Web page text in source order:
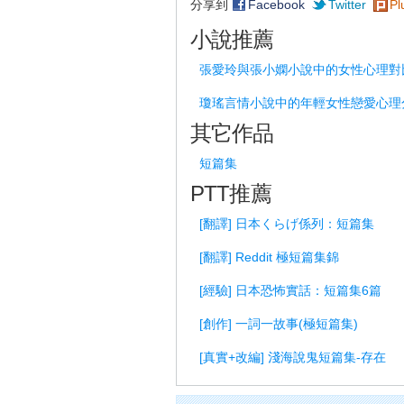
分享到 Facebook Twitter
小說推薦
張愛玲與張小嫻小說中的女性心理對
瓊瑤言情小說中的年輕女性戀愛心理
其它作品
短篇集
PTT推薦
[翻譯] 日本くらげ係列：短篇集
[翻譯] Reddit 極短篇集錦
[經驗] 日本恐怖實話：短篇集6篇
[創作] 一詞一故事(極短篇集)
[真實+改編] 淺海說鬼短篇集-存在